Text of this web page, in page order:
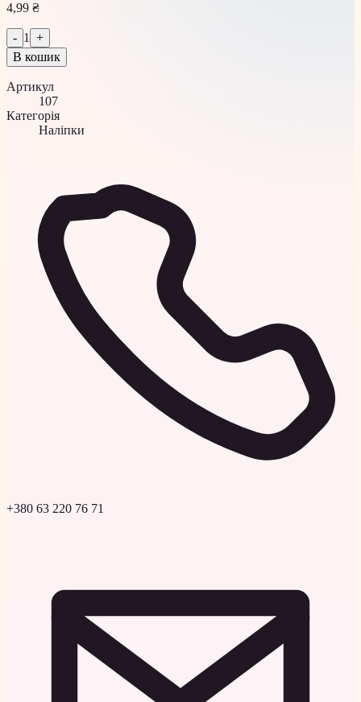
4,99 ₴
- 1 +
В кошик
Артикул
107
Категорія
Наліпки
+380 63 220 76 71